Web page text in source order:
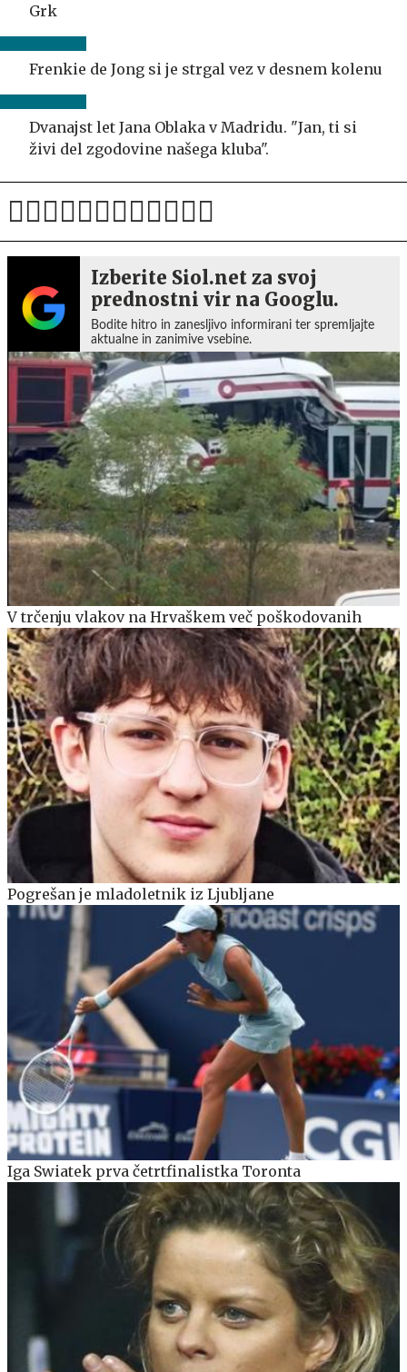
Grk
Frenkie de Jong si je strgal vez v desnem kolenu
Dvanajst let Jana Oblaka v Madridu. "Jan, ti si
živi del zgodovine našega kluba".
Izberite Siol.net za svoj
prednostni vir na Googlu.
Bodite hitro in zanesljivo informirani ter spremljajte
aktualne in zanimive vsebine.
V trčenju vlakov na Hrvaškem več poškodovanih
Pogrešan je mladoletnik iz Ljubljane
Iga Swiatek prva četrtfinalistka Toronta